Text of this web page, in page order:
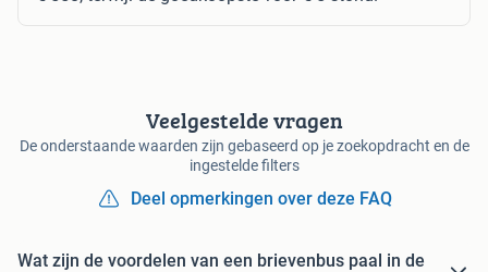
Veelgestelde vragen
De onderstaande waarden zijn gebaseerd op je zoekopdracht en de
ingestelde filters
Deel opmerkingen over deze FAQ
Wat zijn de voordelen van een brievenbus paal in de